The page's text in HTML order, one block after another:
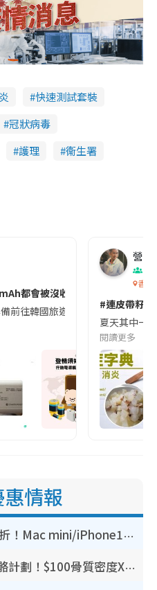
快速測試套裝
冠狀病毒
護理
衞生署
都會被沒收😱出發前切記檢查
備前往韓國旅遊的民眾，近期要
營養
香港
#連皮帶籽
夏天其中一
閱讀更多
情報
豐澤優惠勁減低至44折！Mac mini/iPhone17Pro大減價！廚房家電$220起
港大推賽馬會強化骨骼計劃！$100骨質密度X光檢查 完成免費運動訓練送超市禮券！附參加資格